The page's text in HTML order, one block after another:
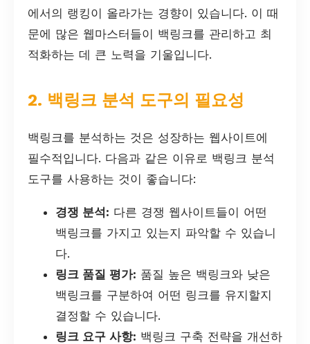
에서의 랭킹이 올라가는 경향이 있습니다. 이 때
문에 많은 웹마스터들이 백링크를 관리하고 최
적화하는 데 큰 노력을 기울입니다.
2. 백링크 분석 도구의 필요성
백링크를 분석하는 것은 성장하는 웹사이트에
필수적입니다. 다음과 같은 이유로 백링크 분석
도구를 사용하는 것이 좋습니다:
경쟁 분석: 다른 경쟁 웹사이트들이 어떤
백링크를 가지고 있는지 파악할 수 있습니
다.
링크 품질 평가: 품질 높은 백링크와 낮은
백링크를 구분하여 어떤 링크를 유지할지
결정할 수 있습니다.
링크 요구 사항: 백링크 구축 전략을 개선하